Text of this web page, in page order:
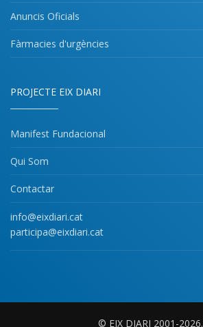
Anuncis Oficials
Fàrmacies d'urgències
PROJECTE EIX DIARI
Manifest Fundacional
Qui Som
Contactar
info@eixdiari.cat
participa@eixdiari.cat
© EIX DIARI 2001-2026.